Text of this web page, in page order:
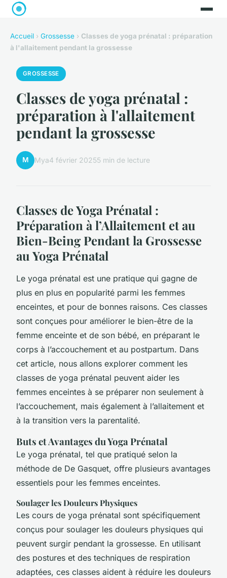
Accueil › Grossesse › Classes de yoga prénatal : préparation
à l'allaitement pendant la grossesse
GROSSESSE
Classes de yoga prénatal :
préparation à l'allaitement
pendant la grossesse
M Mya4 février 20255 min de lecture
Classes de Yoga Prénatal :
Préparation à l’Allaitement et au
Bien-Being Pendant la Grossesse
au Yoga Prénatal
Le yoga prénatal est une pratique qui gagne de
plus en plus en popularité parmi les femmes
enceintes, et pour de bonnes raisons. Ces classes
sont conçues pour améliorer le bien-être de la
femme enceinte et de son bébé, en préparant le
corps à l’accouchement et au postpartum. Dans
cet article, nous allons explorer comment les
classes de yoga prénatal peuvent aider les
femmes enceintes à se préparer non seulement à
l’accouchement, mais également à l’allaitement et
à la transition vers la parentalité.
Buts et Avantages du Yoga Prénatal
Le yoga prénatal, tel que pratiqué selon la
méthode de De Gasquet, offre plusieurs avantages
essentiels pour les femmes enceintes.
Soulager les Douleurs Physiques
Les cours de yoga prénatal sont spécifiquement
conçus pour soulager les douleurs physiques qui
peuvent surgir pendant la grossesse. En utilisant
des postures et des techniques de respiration
adaptées, ces classes aident à réduire les douleurs